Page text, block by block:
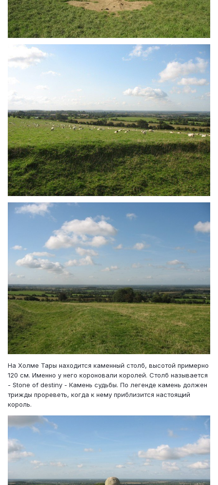
На Холме Тары находится каменный столб, высотой примерно
120 см. Именно у него короновали королей. Столб называется
- Stone of destiny - Камень судьбы. По легенде камень должен
трижды прореветь, когда к нему приблизится настоящий
король.